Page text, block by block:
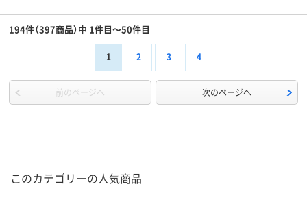
194件（397商品）中 1件目～50件目
1 2 3 4
前のページへ 次のページへ
このカテゴリーの人気商品